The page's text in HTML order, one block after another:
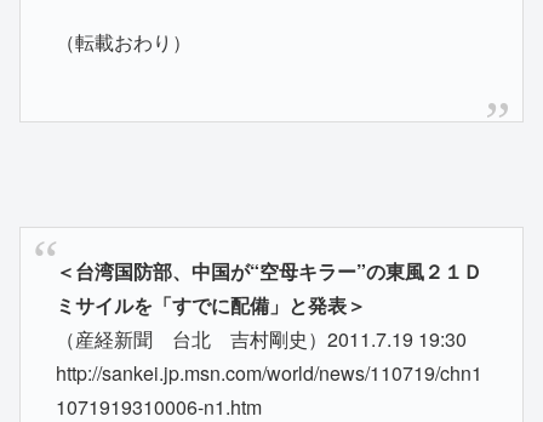
（転載おわり）
＜台湾国防部、中国が“空母キラー”の東風２１Ｄ
ミサイルを「すでに配備」と発表＞
（産経新聞 台北 吉村剛史）2011.7.19 19:30
http://sankei.jp.msn.com/world/news/110719/chn1
1071919310006-n1.htm